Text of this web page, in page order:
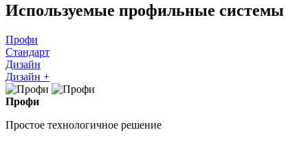
Используемые профильные системы
Профи
Стандарт
Дизайн
Дизайн +
Профи
Простое технологичное решение